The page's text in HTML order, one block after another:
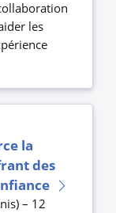
les
la
des
– 12